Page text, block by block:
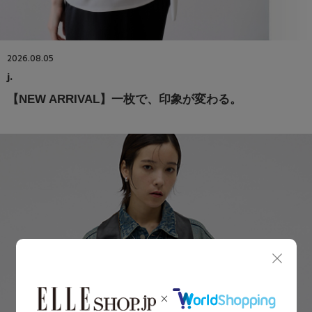
2026.08.05
j.
【NEW ARRIVAL】一枚で、印象が変わる。